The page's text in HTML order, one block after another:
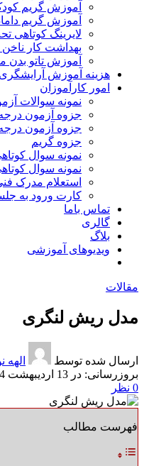
آموزش گریم
آموزش گریم
لایرینگ کوتاهی
بهداشت کار ناخن
آموزش تاتو بدن
هزینه آموزش آرایشگری
امور کارآموزان
نمونه سوالات
جزوه آزمون درجه
جزوه آزمون درجه
جزوه گریم
نمونه سوال
نمونه سوال
استعلام مدرک
کارت ورود به
تماس باما
گالری
بلاگ
ویدیوهای آموزشی
مقالات
مدل ریش لنگری
ارسال شده توسط
الهه
در 13 اردیبهشت 1404
0 نظر
فهرست مطالب